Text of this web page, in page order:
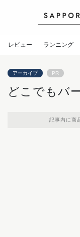
レビュー ランニング
アーカイブ PR
どこでもバ
記事内に商